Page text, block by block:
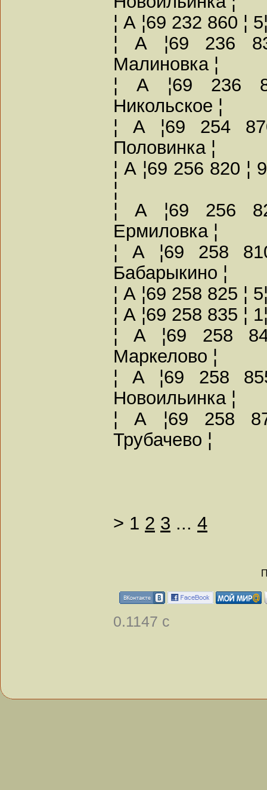
¦ А ¦69 232 860 ¦
¦ А ¦69 236
Малиновка ¦
¦ А ¦69 236
Никольское ¦
¦ А ¦69 254
Половинка ¦
¦ А ¦69 256 820 ¦
¦
¦ А ¦69 256
Ермиловка ¦
¦ А ¦69 258
Бабарыкино ¦
¦ А ¦69 258 825 ¦
¦ А ¦69 258 835 ¦
¦ А ¦69 258
Маркелово ¦
¦ А ¦69 258
Новоильинка ¦
¦ А ¦69 258
Трубачево ¦
> 1 2 3 ... 4
0.1147 с